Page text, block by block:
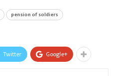
pension of soldiers
Twitter Google+